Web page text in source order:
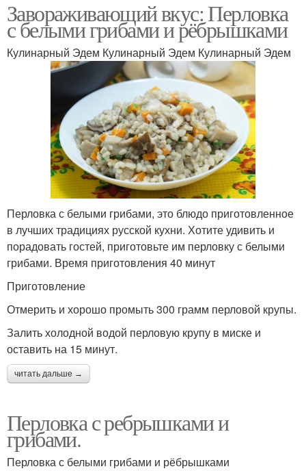
Завораживающий вкус: Перловка
с белыми грибами и рёбрышками
Кулинарный Эдем Кулинарный Эдем Кулинарный Эдем
Перловка с белыми грибами, это блюдо приготовленное
в лучших традициях русской кухни. Хотите удивить и
порадовать гостей, приготовьте им перловку с белыми
грибами. Время приготовления 40 минут
Приготовление
Отмерить и хорошо промыть 300 грамм перловой крупы.
Залить холодной водой перловую крупу в миске и
оставить на 15 минут.
читать дальше →
Перловка с ребрышками и
грибами.
Перловка с белыми грибами и рёбрышками